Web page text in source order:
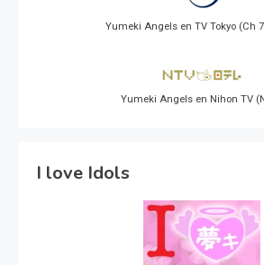
Yumeki Angels en TV Tokyo (Ch
Yumeki Angels en Nihon TV
I love Idols